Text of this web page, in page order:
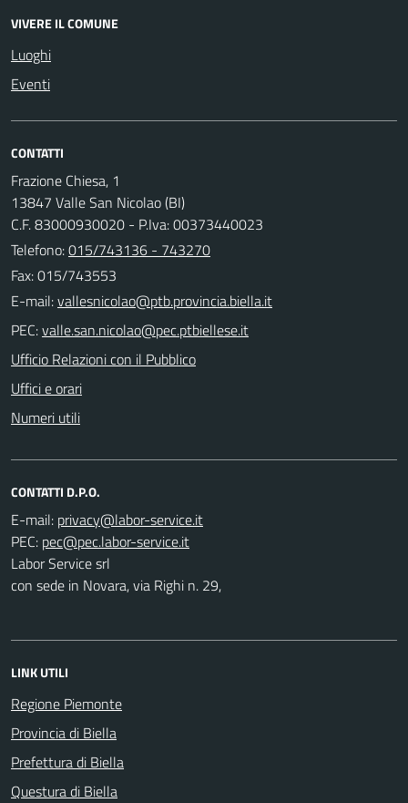
VIVERE IL COMUNE
Luoghi
Eventi
CONTATTI
Frazione Chiesa, 1
13847 Valle San Nicolao (BI)
C.F. 83000930020 - P.Iva: 00373440023
Telefono:015/743136 - 743270
Fax: 015/743553
E-mail:
PEC:
Ufficio Relazioni con il Pubblico
Uffici e orari
Numeri utili
CONTATTI D.P.O.
E-mail:
PEC:
Labor Service srl
con sede in Novara, via Righi n. 29,
LINK UTILI
Regione Piemonte
Provincia di Biella
Prefettura di Biella
Questura di Biella